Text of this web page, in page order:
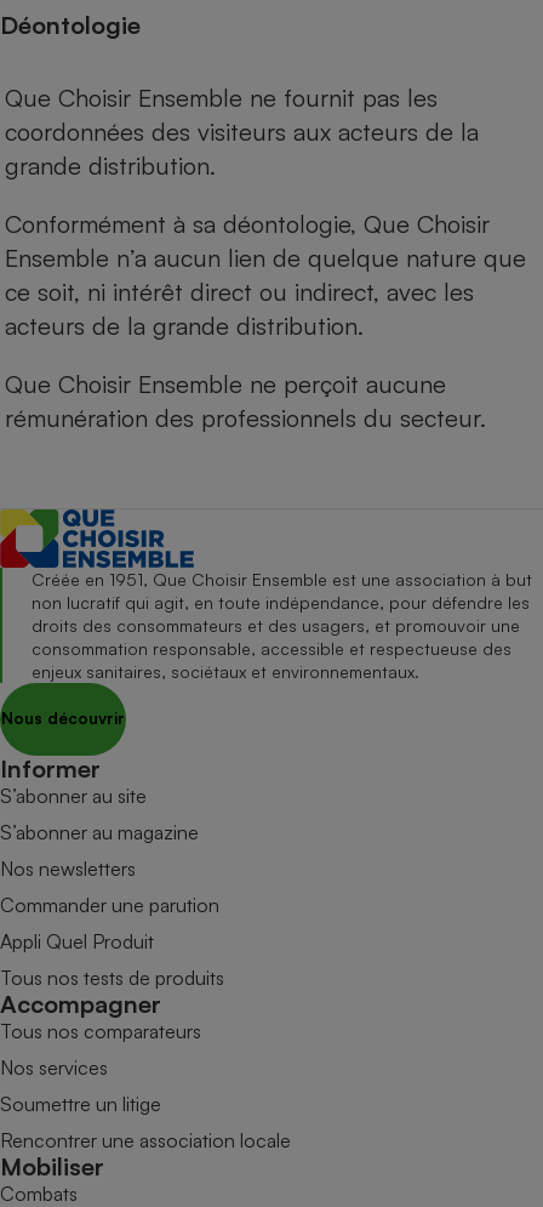
Déontologie
Que Choisir Ensemble ne fournit pas les
coordonnées des visiteurs aux acteurs de la
grande distribution.
Conformément à sa déontologie, Que Choisir
Ensemble n’a aucun lien de quelque nature que
ce soit, ni intérêt direct ou indirect, avec les
acteurs de la grande distribution.
Que Choisir Ensemble ne perçoit aucune
rémunération des professionnels du secteur.
Créée en 1951, Que Choisir Ensemble est une association à but
non lucratif qui agit, en toute indépendance, pour défendre les
droits des consommateurs et des usagers, et promouvoir une
consommation responsable, accessible et respectueuse des
enjeux sanitaires, sociétaux et environnementaux.
Nous découvrir
Informer
S’abonner au site
S’abonner au magazine
Nos newsletters
Commander une parution
Appli Quel Produit
Tous nos tests de produits
Accompagner
Tous nos comparateurs
Nos services
Soumettre un litige
Rencontrer une association locale
Mobiliser
Combats